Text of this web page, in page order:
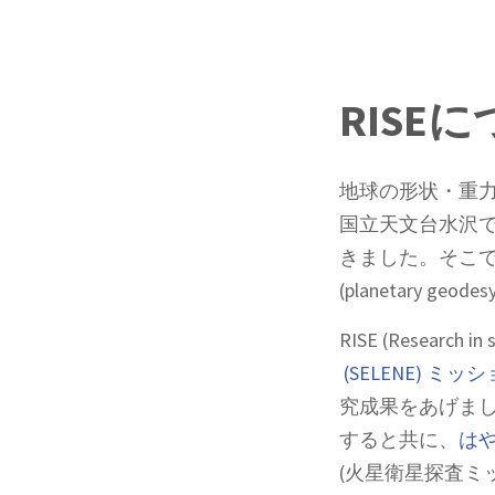
RISE
地球の形状・重
国立天文台水沢
きました。そこ
(planetary
RISE (Research
(SELENE) ミッシ
究成果をあげま
すると共に、 は
(火星衛星探査ミ